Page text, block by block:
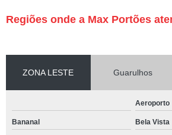
Regiões onde a Max Portões
ZONA LESTE Guarulhos
Aeroporto
Bananal Bela Vista